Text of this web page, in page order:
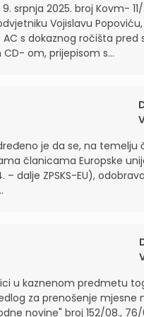
srpnja 2025. broj Kovm-
Vojislavu
s dokaznog ročišta
om, prijepisom s...
je da se, na temelju
članicama Europske
– dalje ZPSKS-EU),
u kaznenom predmetu
za prenošenje mjesne
novine" broj 152/08., 76/